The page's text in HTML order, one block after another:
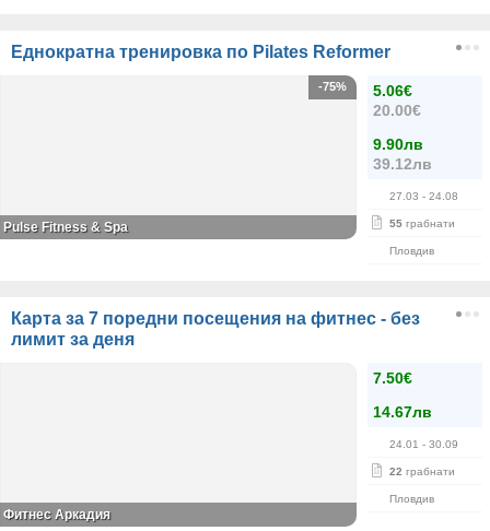
Еднократна тренировка по Pilates Reformer
5.06€
20.00€
9.90лв
39.12лв
27.03 - 24.08
55 грабнати
Пловдив
-75%
Pulse Fitness & Spa
Карта за 7 поредни посещения на фитнес - без
лимит за деня
7.50€
14.67лв
24.01 - 30.09
22 грабнати
Пловдив
Фитнес Аркадия